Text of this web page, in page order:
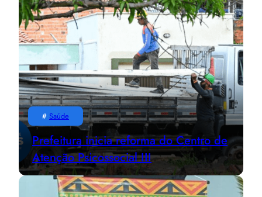
# Saúde
Prefeitura inicia reforma do Centro de
Atenção Psicossocial III